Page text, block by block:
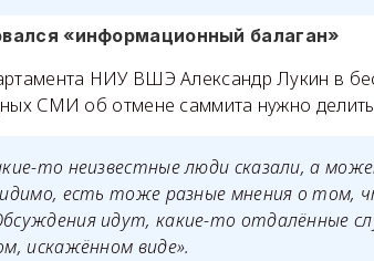
«информационный балаган»
НИУ ВШЭ Александр Лукин в
СМИ об отмене саммита нужно
то неизвестные люди сказали, а
есть тоже разные мнения о том,
идут, какие-то отдалённые
искажённом виде».